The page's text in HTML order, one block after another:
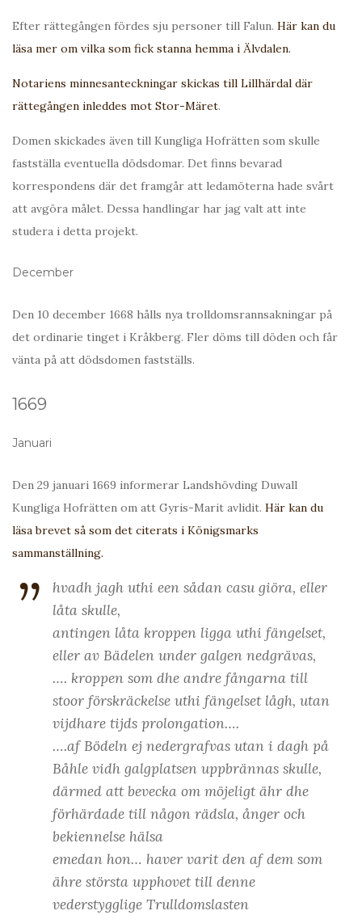
Efter rättegången fördes sju personer till Falun. Här kan du
läsa mer om vilka som fick stanna hemma i Älvdalen.
Notariens minnesanteckningar skickas till Lillhärdal där
rättegången inleddes mot Stor-Märet.
Domen skickades även till Kungliga Hofrätten som skulle
fastställa eventuella dödsdomar. Det finns bevarad
korrespondens där det framgår att ledamöterna hade svårt
att avgöra målet. Dessa handlingar har jag valt att inte
studera i detta projekt.
December
Den 10 december 1668 hålls nya trolldomsrannsakningar på
det ordinarie tinget i Kråkberg. Fler döms till döden och får
vänta på att dödsdomen fastställs.
1669
Januari
Den 29 januari 1669 informerar Landshövding Duwall
Kungliga Hofrätten om att Gyris-Marit avlidit. Här kan du
läsa brevet så som det citerats i Königsmarks
sammanställning.
hvadh jagh uthi een sådan casu giöra, eller
låta skulle,
antingen låta kroppen ligga uthi fängelset,
eller av Bädelen under galgen nedgrävas,
…. kroppen som dhe andre fångarna till
stoor förskräckelse uthi fängelset lågh, utan
vijdhare tijds prolongation….
….af Bödeln ej nedergrafvas utan i dagh på
Båhle vidh galgplatsen uppbrännas skulle,
därmed att bevecka om möjeligt ähr dhe
förhärdade till någon rädsla, ånger och
bekiennelse hälsa
emedan hon… haver varit den af dem som
ähre största upphovet till denne
vederstygglige Trulldomslasten